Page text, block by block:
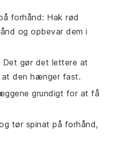
forhånd: Hakrød
og opbevar dem i
Det gør det lettere at
at den hænger fast.
grundigt for at få
tør spinat på forhånd,